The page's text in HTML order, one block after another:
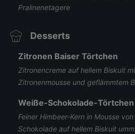
Pralinenetagere
Desserts
Zitronen Baiser Törtchen
Zitronencreme auf hellem Biskuit
Zitronenmousse und geflämmtem
Weiße-Schokolade-Törtchen
Feiner Himbeer-Kern in Mousse
Schokolade auf hellem Biskuit